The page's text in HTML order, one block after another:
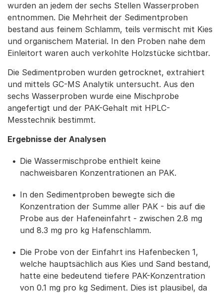
wurden an jedem der sechs Stellen Wasserproben
entnommen. Die Mehrheit der Sedimentproben
bestand aus feinem Schlamm, teils vermischt mit Kies
und organischem Material. In den Proben nahe dem
Einleitort waren auch verkohlte Holzstücke sichtbar.
Die Sedimentproben wurden getrocknet, extrahiert
und mittels GC-MS Analytik untersucht. Aus den
sechs Wasserproben wurde eine Mischprobe
angefertigt und der PAK-Gehalt mit HPLC-
Messtechnik bestimmt.
Ergebnisse der Analysen
Die Wassermischprobe enthielt keine
nachweisbaren Konzentrationen an PAK.
In den Sedimentproben bewegte sich die
Konzentration der Summe aller PAK - bis auf die
Probe aus der Hafeneinfahrt - zwischen 2.8 mg
und 8.3 mg pro kg Hafenschlamm.
Die Probe von der Einfahrt ins Hafenbecken 1,
welche hauptsächlich aus Kies und Sand bestand,
hatte eine bedeutend tiefere PAK-Konzentration
von 0.1 mg pro kg Sediment. Dies ist plausibel, da